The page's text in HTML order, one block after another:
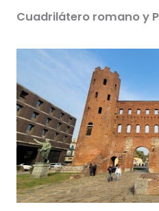
Cuadrilátero romano y